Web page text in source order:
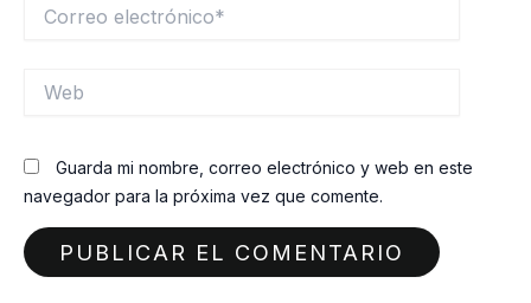
electrónico*
Guarda mi nombre, correo electrónico y web en este
navegador para la próxima vez que comente.